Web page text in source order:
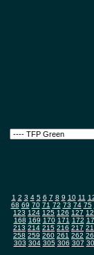
1 2 3 4 5 6 7 8 9 10 11
68 69 70 71 72 73 74 75
123 124 125 126 127
168 169 170 171 172
213 214 215 216 217
258 259 260 261 262
303 304 305 306 307